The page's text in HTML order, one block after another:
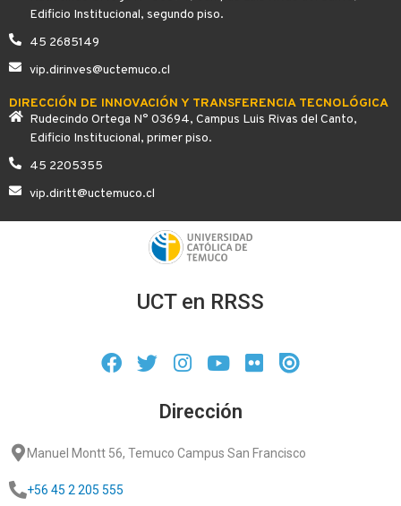
Edificio Institucional, segundo piso.
45 2685149
vip.dirinves@uctemuco.cl
DIRECCIÓN DE INNOVACIÓN Y TRANSFERENCIA TECNOLÓGICA
Rudecindo Ortega N° 03694, Campus Luis Rivas del Canto,
Edificio Institucional, primer piso.
45 2205355
vip.diritt@uctemuco.cl
UCT en RRSS
Dirección
Manuel Montt 56, Temuco Campus San Francisco
+56 45 2 205 555